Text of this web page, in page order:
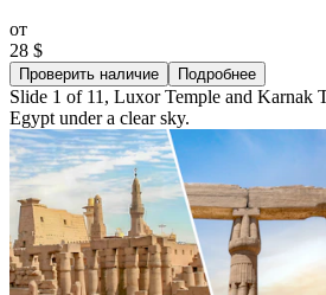
от
28 $
Проверить наличие Подробнее
Slide 1 of 11, Luxor Temple and Karnak
Egypt under a clear sky.